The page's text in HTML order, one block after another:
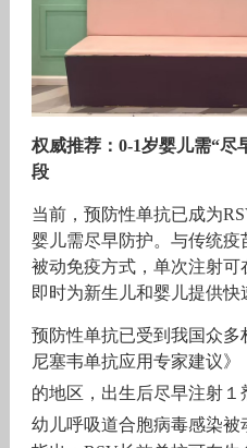
权威推荐：0-1岁婴儿需“尽
段
当前，预防性单抗已成为
婴儿需尽早防护。与传统
被动免疫方式，单次注射可
即时为新生儿和婴儿提供快
预防性单抗已受到我国众
尼塞韦单抗应用专家建议
的地区，出生后尽早注射１
幼儿呼吸道合胞病毒感染被